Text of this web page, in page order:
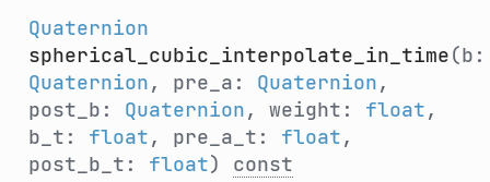
Quaternion
spherical_cubic_interpolate_in_time(b:
Quaternion, pre_a: Quaternion,
post_b: Quaternion, weight: float,
b_t: float, pre_a_t: float,
post_b_t: float) const